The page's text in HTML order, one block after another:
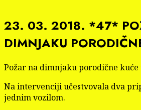
23. 03. 2018. *47*
DIMNJAKU
Požar na dimnjaku porodične kuće
Na intervenciji učestvovala dva
jednim vozilom.